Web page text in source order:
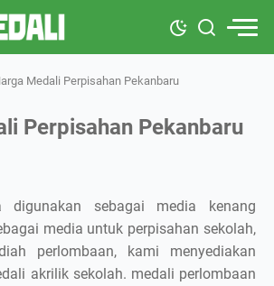
Medali Perpisahan Pekanbaru
Perpisahan Pekanbaru
digunakan sebagai media kenang
media untuk perpisahan sekolah,
perlombaan, kami menyediakan
akrilik sekolah. medali perlombaan